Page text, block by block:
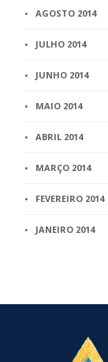
AGOSTO 2014
JULHO 2014
JUNHO 2014
MAIO 2014
ABRIL 2014
MARÇO 2014
FEVEREIRO 2014
JANEIRO 2014